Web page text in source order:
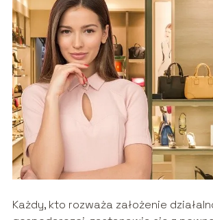
Każdy, kto rozważa założenie